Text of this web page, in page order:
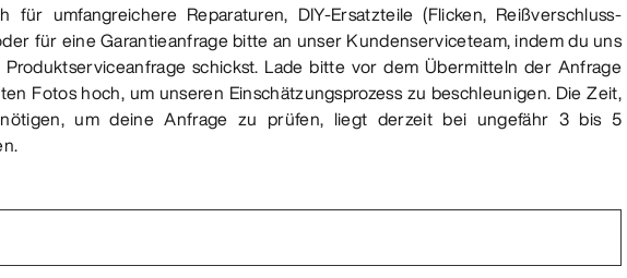
für umfangreichere Reparaturen, DIY-Ersatzteile (Flicken, Reißverschluss-
für eine Garantieanfrage bitte an unser Kundenserviceteam, indem du uns
schickst. Lade bitte vor dem Übermitteln der Anfrage
Fotos hoch, um unseren Einschätzungsprozess zu beschleunigen. Die Zeit,
um deine Anfrage zu prüfen, liegt derzeit bei ungefähr 3 bis 5